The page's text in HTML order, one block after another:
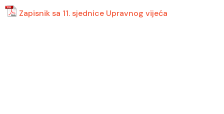
Zapisnik sa 11. sjednice Upravnog vijeća